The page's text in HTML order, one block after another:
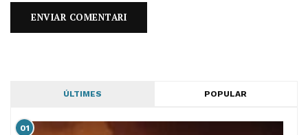
ÚLTIMES POPULAR
01